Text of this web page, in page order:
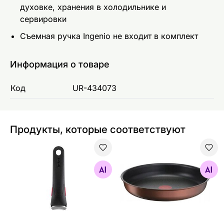
духовке, хранения в холодильнике и
сервировки
Съемная ручка Ingenio не входит в комплект
Информация о товаре
Код UR-434073
Продукты, которые соответствуют
Ручка Tefal Ingenio Standard Сковорода Ingenio Eco
Найдите похожие